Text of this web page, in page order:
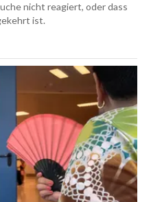
nicht reagiert, oder dass
ist.